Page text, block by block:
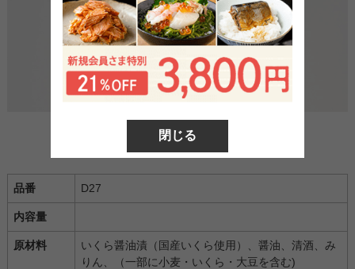
閉じる
品番 D27
内容量
原材料
いくら醤油漬（国産いくら使用）、醤油、清酒、み
りん、（一部に小麦・いくら・大豆を含む)